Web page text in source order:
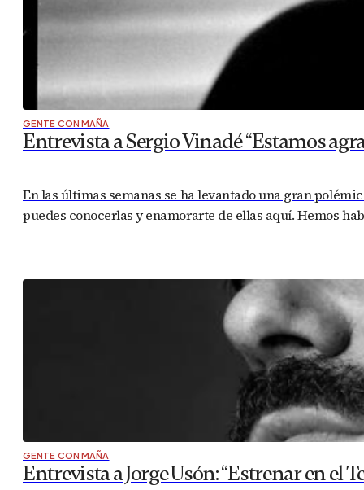
GENTE CON MAÑA
Entrevista a Sergio Vinadé “Estamos
En las últimas semanas se ha levantado una gran
puedes conocerlas y enamorarte de ellas aquí. Hemos
GENTE CON MAÑA
Entrevista a Jorge Usón: “Estrenar en el